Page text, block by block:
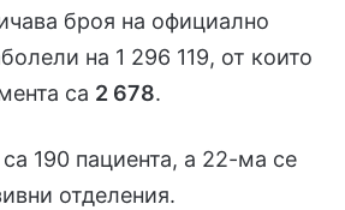
броя на официално
на 1 296 119, от които
са 2 678.
190 пациента, а 22-ма се
отделения.